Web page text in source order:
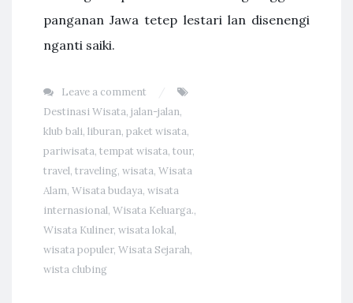
panganan Jawa tetep lestari lan disenengi
nganti saiki.
Leave a comment
Destinasi Wisata, jalan-jalan,
klub bali, liburan, paket wisata,
pariwisata, tempat wisata, tour,
travel, traveling, wisata, Wisata
Alam, Wisata budaya, wisata
internasional, Wisata Keluarga.,
Wisata Kuliner, wisata lokal,
wisata populer, Wisata Sejarah,
wista clubing